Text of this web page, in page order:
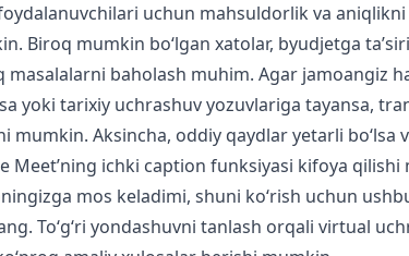
uchun mahsuldorlik va
Biroq mumkin bo‘lgan xatolar, byudjetga
masalalarni baholash muhim. Agar jamoangiz
yoki tarixiy uchrashuv yozuvlariga tayansa,
mumkin. Aksincha, oddiy qaydlar yetarli bo‘lsa
Meet’ning ichki caption funksiyasi kifoya
mos keladimi, shuni ko‘rish uchun
To‘g‘ri yondashuvni tanlash orqali virtual